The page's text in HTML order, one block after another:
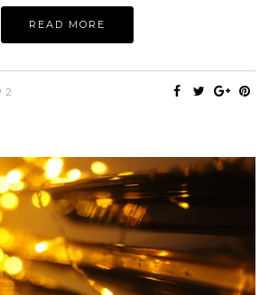
READ MORE
2